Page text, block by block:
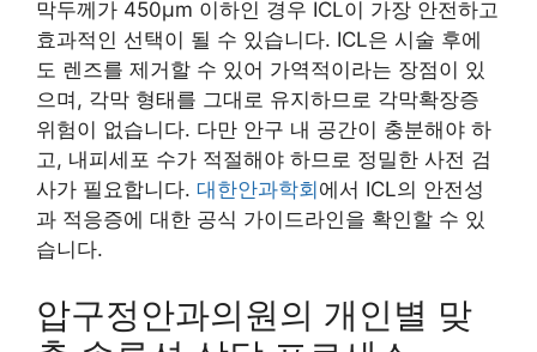
막두께가 450μm 이하인 경우 ICL이 가장 안전하고
효과적인 선택이 될 수 있습니다. ICL은 시술 후에
도 렌즈를 제거할 수 있어 가역적이라는 장점이 있
으며, 각막 형태를 그대로 유지하므로 각막확장증
위험이 없습니다. 다만 안구 내 공간이 충분해야 하
고, 내피세포 수가 적절해야 하므로 정밀한 사전 검
사가 필요합니다. 대한안과학회에서 ICL의 안전성
과 적응증에 대한 공식 가이드라인을 확인할 수 있
습니다.
압구정안과의원의 개인별 맞